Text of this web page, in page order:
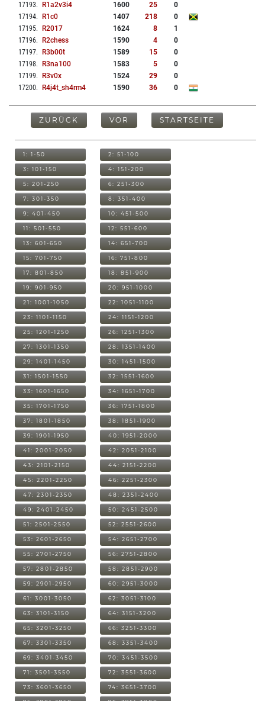
17193. R1a2v3i4 1600 25
0
17194. R1c0 1407 218
0
17195. R2017 1624 8
1
17196. R2chess 1590 4
0
17197. R3b00t 1589 15
0
17198. R3na100 1583 5
0
17199. R3v0x 1524 29
0
17200. R4j4t_sh4rm4 1590 36 0
ZURÜCK VOR STARTSEITE
1: 1-50 2: 51-100
3: 101-150 4: 151-200
5: 201-250 6: 251-300
7: 301-350 8: 351-400
9: 401-450 10: 451-500
11: 501-550 12: 551-600
13: 601-650 14: 651-700
15: 701-750 16: 751-800
17: 801-850 18: 851-900
19: 901-950 20: 951-1000
21: 1001-1050 22: 1051-1100
23: 1101-1150 24: 1151-1200
25: 1201-1250 26: 1251-1300
27: 1301-1350 28: 1351-1400
29: 1401-1450 30: 1451-1500
31: 1501-1550 32: 1551-1600
33: 1601-1650 34: 1651-1700
35: 1701-1750 36: 1751-1800
37: 1801-1850 38: 1851-1900
39: 1901-1950 40: 1951-2000
41: 2001-2050 42: 2051-2100
43: 2101-2150 44: 2151-2200
45: 2201-2250 46: 2251-2300
47: 2301-2350 48: 2351-2400
49: 2401-2450 50: 2451-2500
51: 2501-2550 52: 2551-2600
53: 2601-2650 54: 2651-2700
55: 2701-2750 56: 2751-2800
57: 2801-2850 58: 2851-2900
59: 2901-2950 60: 2951-3000
61: 3001-3050 62: 3051-3100
63: 3101-3150 64: 3151-3200
65: 3201-3250 66: 3251-3300
67: 3301-3350 68: 3351-3400
69: 3401-3450 70: 3451-3500
71: 3501-3550 72: 3551-3600
73: 3601-3650 74: 3651-3700